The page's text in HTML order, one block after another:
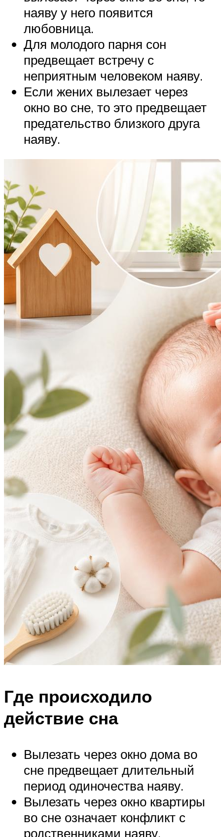
наяву у него появится
любовница.
Для молодого парня сон
предвещает встречу с
неприятным человеком наяву.
Если жених вылезает через
окно во сне, то это предвещает
предательство близкого друга
наяву.
Где происходило
действие сна
Вылезать через окно дома во
сне предвещает длительный
период одиночества наяву.
Вылезать через окно квартиры
во сне означает конфликт с
родственниками наяву.